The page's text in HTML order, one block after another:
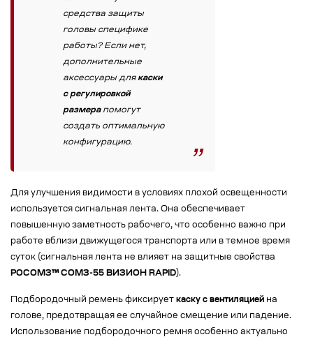
средства защиты
головы специфике
работы? Если нет,
дополнительные
аксессуары длякаски
с регулировкой
размерапомогут
создать оптимальную
конфигурацию.
Для улучшения видимости в условиях плохой освещенности
используется сигнальная лента. Она обеспечивает
повышенную заметность рабочего, что особенно важно при
работе вблизи движущегося транспорта или в темное время
суток (сигнальная лента не влияет на защитные свойства
РОСОМЗ™ СОМЗ-55 ВИЗИОН RAPID).
Подбородочный ремень фиксирует каску с вентиляцией на
голове, предотвращая ее случайное смещение или падение.
Использование подбородочного ремня особенно актуально